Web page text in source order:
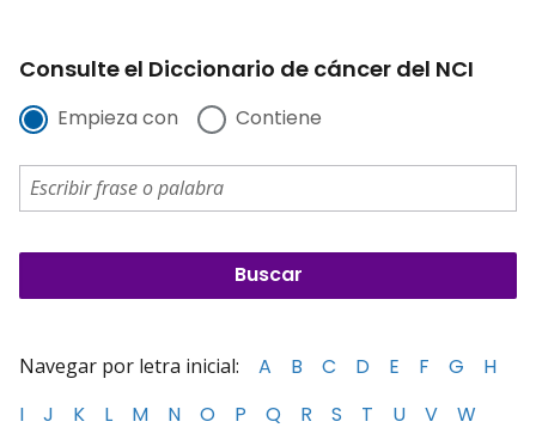
Consulte el Diccionario de cáncer del NCI
Empieza con Contiene
Navegar por letra inicial: A B C D E F G
H
I
J K L M N O P Q R S T U V
W